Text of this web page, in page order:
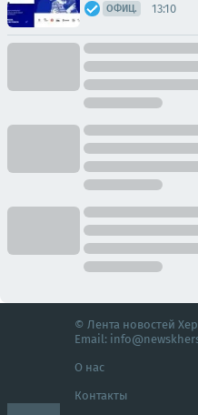
ОФИЦ. 13:10
© Лента новостей
Email:
О нас
Контакты